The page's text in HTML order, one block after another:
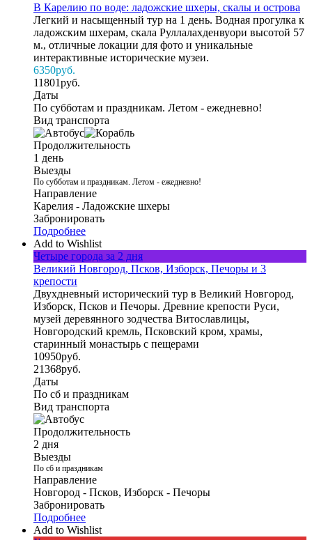
В Карелию по воде: ладожские шхеры, скалы и острова
Легкий и насыщенный тур на 1 день. Водная прогулка к
ладожским шхерам, скала Руллалахденвуори высотой 57
м., отличные локации для фото и уникальные
интерактивные исторические музеи.
6350руб.
11801руб.
Даты
По субботам и праздникам. Летом - ежедневно!
Вид транспорта
Продолжительность
1 день
Выезды
По субботам и праздникам. Летом - ежедневно!
Направление
Карелия - Ладожские шхеры
Забронировать
Подробнее
Add to Wishlist
Четыре города за 2 дня
Великий Новгород, Псков, Изборск, Печоры и 3
крепости
Двухдневный исторический тур в Великий Новгород,
Изборск, Псков и Печоры. Древние крепости Руси,
музей деревянного зодчества Витославлицы,
Новгородский кремль, Псковский кром, храмы,
старинный монастырь с пещерами
10950руб.
21368руб.
Даты
По сб и праздникам
Вид транспорта
Продолжительность
2 дня
Выезды
По сб и праздникам
Направление
Новгород - Псков, Изборск - Печоры
Забронировать
Подробнее
Add to Wishlist